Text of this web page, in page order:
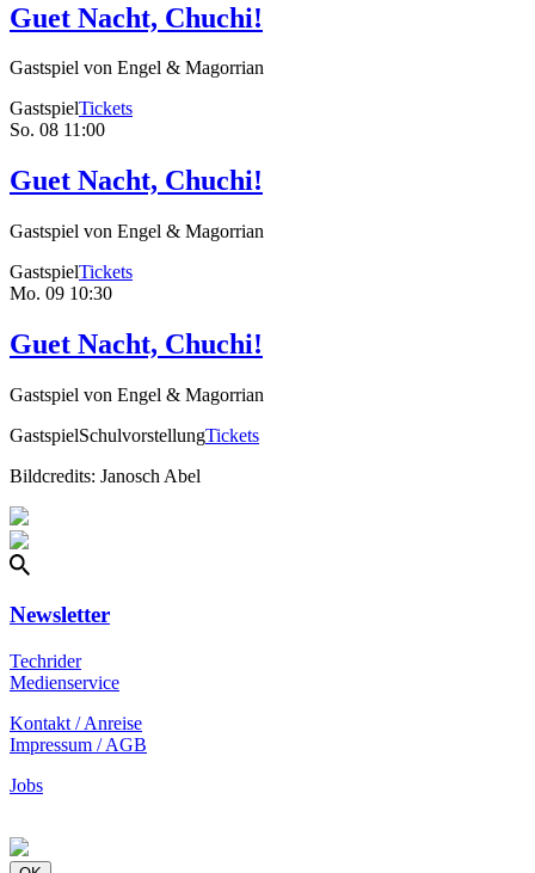
Guet Nacht, Chuchi!
Gastspiel von Engel & Magorrian
GastspielTickets
So. 08 11:00
Guet Nacht, Chuchi!
Gastspiel von Engel & Magorrian
GastspielTickets
Mo. 09 10:30
Guet Nacht, Chuchi!
Gastspiel von Engel & Magorrian
GastspielSchulvorstellungTickets
Bildcredits: Janosch Abel
Newsletter
Techrider
Medienservice
Kontakt / Anreise
Impressum / AGB
Jobs